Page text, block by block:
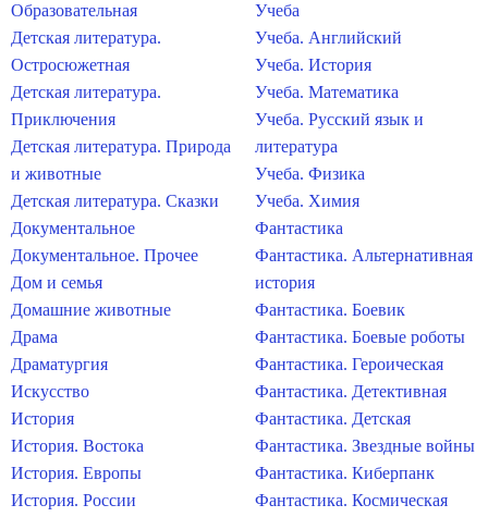
Образовательная
Детская литература.
Остросюжетная
Детская литература.
Приключения
Детская литература. Природа
и животные
Детская литература. Сказки
Документальное
Документальное. Прочее
Дом и семья
Домашние животные
Драма
Драматургия
Искусство
История
История. Востока
История. Европы
История. России
Учеба
Учеба. Английский
Учеба. История
Учеба. Математика
Учеба. Русский язык и
литература
Учеба. Физика
Учеба. Химия
Фантастика
Фантастика. Альтернативная
история
Фантастика. Боевик
Фантастика. Боевые роботы
Фантастика. Героическая
Фантастика. Детективная
Фантастика. Детская
Фантастика. Звездные войны
Фантастика. Киберпанк
Фантастика. Космическая